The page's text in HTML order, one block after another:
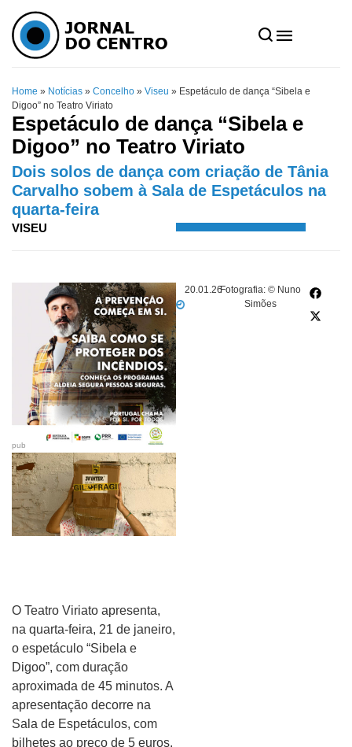
Home » Notícias » Concelho » Viseu » Espetáculo de dança “Sibela e
Digoo” no Teatro Viriato
Espetáculo de dança “Sibela e
Digoo” no Teatro Viriato
Dois solos de dança com criação de Tânia
Carvalho sobem à Sala de Espetáculos na
quarta-feira
VISEU
20.01.26Fotografia: © Nuno
Simões
pub
O Teatro Viriato apresenta,
na quarta-feira, 21 de janeiro,
o espetáculo “Sibela e
Digoo”, com duração
aproximada de 45 minutos. A
apresentação decorre na
Sala de Espetáculos, com
bilhetes ao preço de 5 euros,